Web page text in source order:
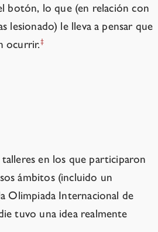
botón, lo que (en relación con
lesionado) le lleva a pensar que
ocurrir.‡
en los que participaron
ámbitos (incluido un
Olimpiada Internacional de
tuvo una idea realmente